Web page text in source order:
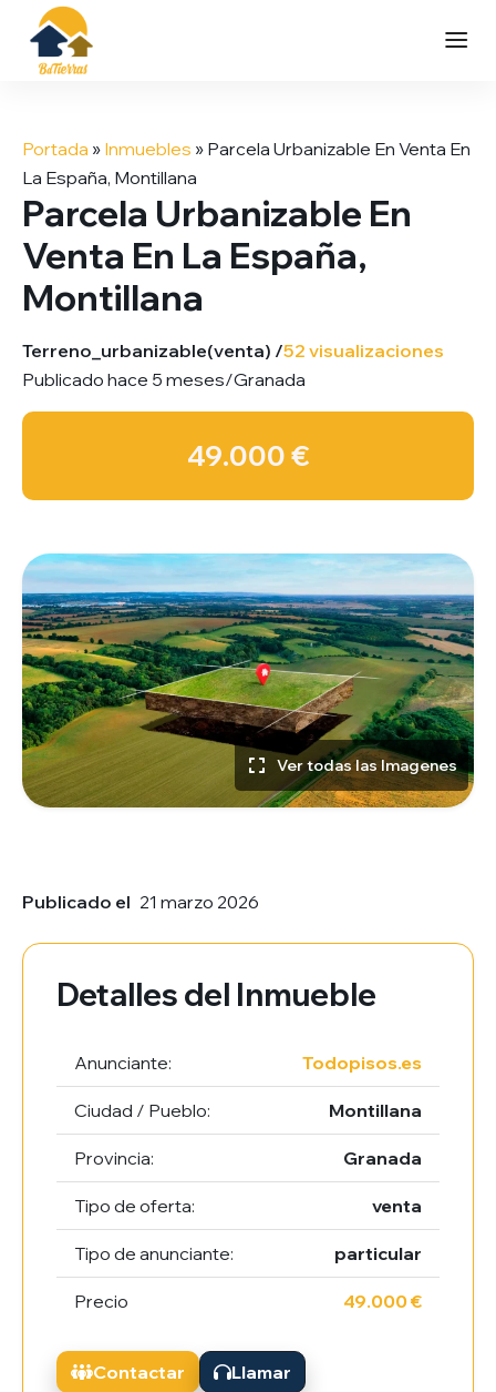
contenido
Portada » Inmuebles » Parcela Urbanizable En Venta En
La España, Montillana
Parcela Urbanizable En
Venta En La España,
Montillana
Terreno_urbanizable(venta) /52 visualizaciones
Publicado hace 5 meses/Granada
49.000 €
Ver todas las Imagenes
Publicado el 21 marzo 2026
Detalles del Inmueble
Anunciante: Todopisos.es
Ciudad / Pueblo: Montillana
Provincia: Granada
Tipo de oferta: venta
Tipo de anunciante: particular
Precio 49.000 €
Contactar Llamar